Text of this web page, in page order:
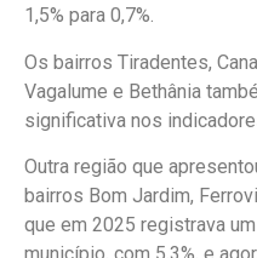
1,5% para 0,7%.
Os bairros Tiradentes,
Vagalume e Bethânia
significativa nos
Outra região que
bairros Bom Jardim,
que em 2025 registrava